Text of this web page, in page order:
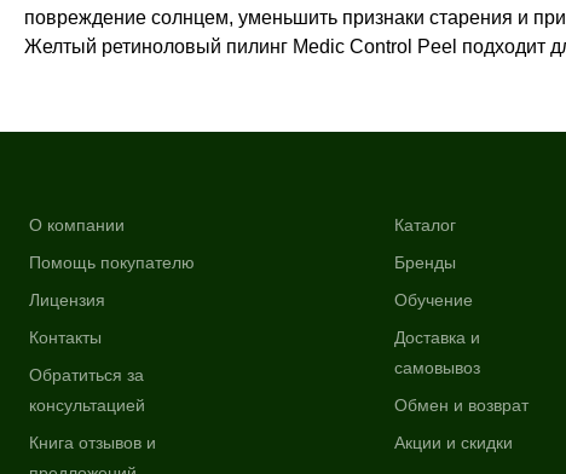
повреждение солнцем, уменьшить признаки старения и
Желтый ретиноловый пилинг Medic Control Peel подходит
О компании
Помощь покупателю
Лицензия
Контакты
Обратиться за
консультацией
Книга отзывов и
Каталог
Бренды
Обучение
Доставка и
самовывоз
Обмен и возврат
Акции и скидки